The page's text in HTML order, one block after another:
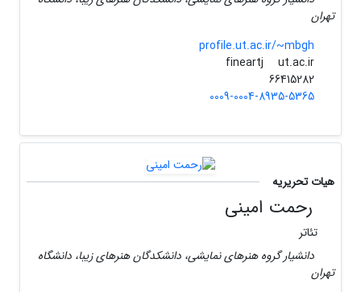
تهران
profile.ut.ac.ir/~mbgh
fineartj
ut.ac.ir
66415282
0009-0004-8935-5365
هیات تحریریه
رحمت امینی
تئاتر
دانشیار گروه هنرهای نمایشی، دانشکدگان هنرهای زیبا، دانشگاه
تهران